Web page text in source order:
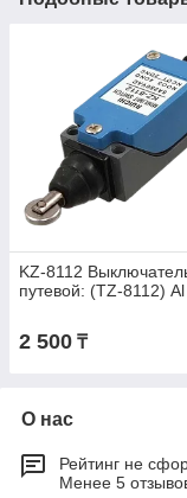
KZ-8112
путевой: (TZ-8112) Al
2 500 ₸
О нас
Рейтинг не
Менее 5